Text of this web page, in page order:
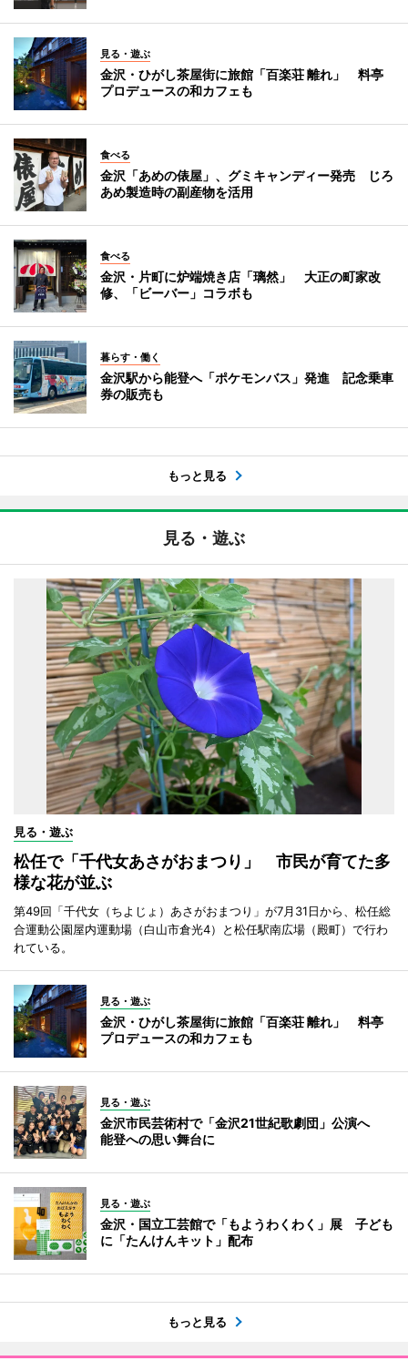
見る・遊ぶ
金沢・ひがし茶屋街に旅館「百楽荘 離れ」 料亭
プロデュースの和カフェも
食べる
金沢「あめの俵屋」、グミキャンディー発売 じろ
あめ製造時の副産物を活用
食べる
金沢・片町に炉端焼き店「璃然」 大正の町家改
修、「ビーバー」コラボも
暮らす・働く
金沢駅から能登へ「ポケモンバス」発進 記念乗車
券の販売も
もっと見る
見る・遊ぶ
見る・遊ぶ
松任で「千代女あさがおまつり」 市民が育てた多
様な花が並ぶ
第49回「千代女（ちよじょ）あさがおまつり」が7月31日から、松任総
合運動公園屋内運動場（白山市倉光4）と松任駅南広場（殿町）で行わ
れている。
見る・遊ぶ
金沢・ひがし茶屋街に旅館「百楽荘 離れ」 料亭
プロデュースの和カフェも
見る・遊ぶ
金沢市民芸術村で「金沢21世紀歌劇団」公演へ
能登への思い舞台に
見る・遊ぶ
金沢・国立工芸館で「もようわくわく」展 子ども
に「たんけんキット」配布
もっと見る